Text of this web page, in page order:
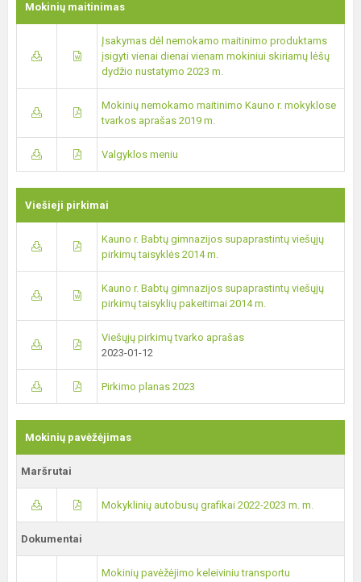
Mokinių maitinimas
Įsakymas dėl nemokamo maitinimo produktams
įsigyti vienai dienai vienam mokiniui skiriamų lėšų
dydžio nustatymo 2023 m.
Mokinių nemokamo maitinimo Kauno r. mokyklose
tvarkos aprašas 2019 m.
Valgyklos meniu
Viešieji pirkimai
Kauno r. Babtų gimnazijos supaprastintų viešųjų
pirkimų taisyklės 2014 m.
Kauno r. Babtų gimnazijos supaprastintų viešųjų
pirkimų taisyklių pakeitimai 2014 m.
Viešųjų pirkimų tvarko aprašas
2023-01-12
Pirkimo planas 2023
Mokinių pavėžėjimas
Maršrutai
Mokyklinių autobusų grafikai 2022-2023 m. m.
Dokumentai
Mokinių pavėžėjimo keleiviniu transportu